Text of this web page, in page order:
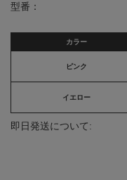
型番：
カラー
ピンク
イエロー
即日発送について: